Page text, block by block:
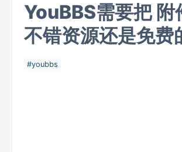
YouBBS需要把 附
不错资源还是免费
youbbs